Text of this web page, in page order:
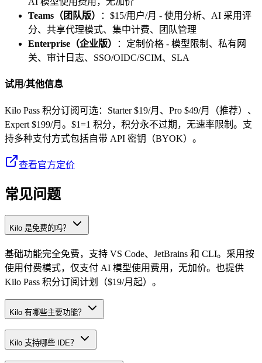
Teams（团队版）
：$15/用户/月 - 使用分析、AI 采用评
分、共享代理模式、集中计费、团队管理
Enterprise（企业版）
：定制价格 - 模型限制、私有网
关、审计日志、SSO/OIDC/SCIM、SLA
试用/其他信息
Kilo Pass 积分订阅可选：Starter $19/月、Pro $49/月（推荐）、
Expert $199/月。$1=1 积分，积分永不过期，无速率限制。支
持多种支付方式包括自带 API 密钥（BYOK）。
查看官方定价
常见问题
Kilo 是免费的吗？
基础功能完全免费，支持 VS Code、JetBrains 和 CLI。采用按
使用付费模式，仅支付 AI 模型使用费用，无加价。也提供
Kilo Pass 积分订阅计划（$19/月起）。
Kilo 有哪些主要功能？
Kilo 支持哪些 IDE？